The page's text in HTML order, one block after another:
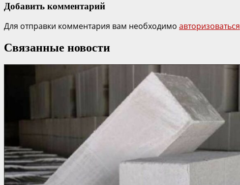
Добавить комментарий
Для отправки комментария вам необходимо авторизоваться
Связанные новости